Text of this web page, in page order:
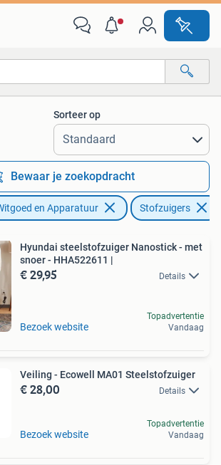
Alle afstanden…
Sorteer op
Bewaar je zoekopdracht
en Apparatuur Stofzuigers
Hyundai steelstofzuiger Nanostick - met
snoer - HHA522611 |
€ 29,95 Details
Bezoek website
Topadvertentie
Vandaag
Veiling - Ecowell MA01 Steelstofzuiger
€ 28,00 Details
Bezoek website
Topadvertentie
Vandaag